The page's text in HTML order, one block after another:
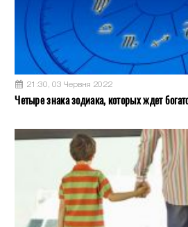
21:30, 03 Червня 2022
Четыре знака зодиака, которых ждет